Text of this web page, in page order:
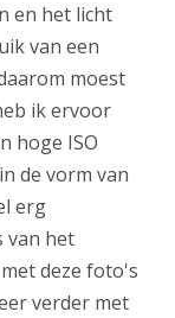
en het licht
van een
moest
ik ervoor
hoge ISO
de vorm van
erg
van het
deze foto's
verder met